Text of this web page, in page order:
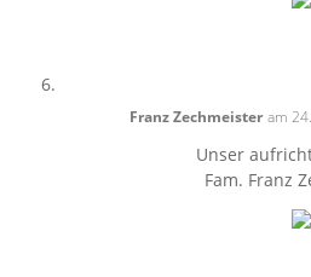
Franz Zechmeister am
Unser
Fam. Franz